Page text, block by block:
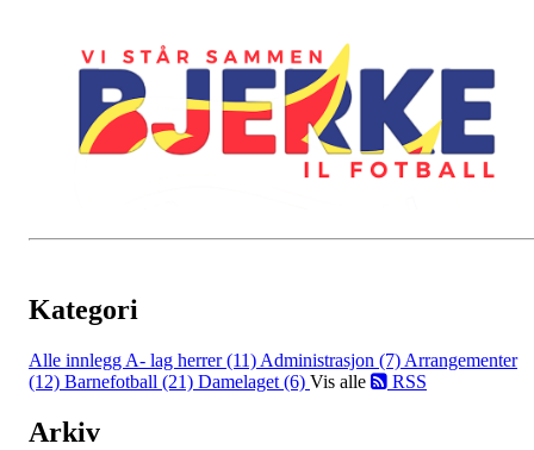
Kategori
Alle innlegg A- lag herrer (11) Administrasjon (7) Arrangementer
(12) Barnefotball (21) Damelaget (6) Vis alle RSS
Arkiv